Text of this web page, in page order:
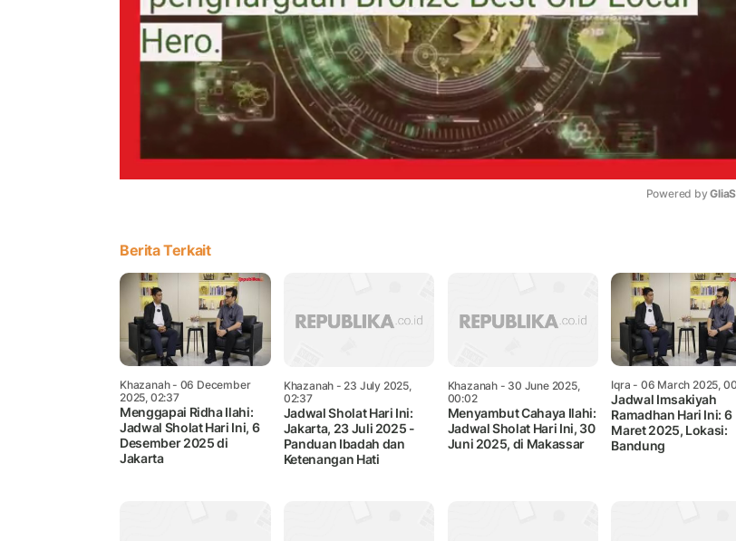
Powered by
Berita Terkait
Khazanah- 06 December
2025, 02:37
Menggapai Ridha Ilahi:
Jadwal Sholat Hari Ini, 6
Desember 2025 di
Jakarta
Khazanah - 23 July 2025,
02:37
Jadwal Sholat Hari Ini:
Jakarta, 23 Juli 2025 -
Panduan Ibadah dan
Ketenangan Hati
Khazanah- 30 June 2025,
00:02
Menyambut Cahaya Ilahi:
Jadwal Sholat Hari Ini, 30
Juni 2025, di Makassar
Iqra - 06 March 2025,
Jadwal Imsakiyah
Ramadhan Hari Ini: 6
Maret 2025, Lokasi:
Bandung